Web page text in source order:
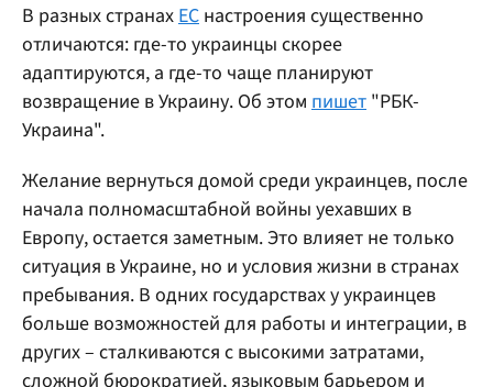
В разных странах ЕС настроения существенно
отличаются: где-то украинцы скорее
адаптируются, а где-то чаще планируют
возвращение в Украину. Об этом пишет "РБК-
Украина".
Желание вернуться домой среди украинцев, после
начала полномасштабной войны уехавших в
Европу, остается заметным. Это влияет не только
ситуация в Украине, но и условия жизни в странах
пребывания. В одних государствах у украинцев
больше возможностей для работы и интеграции, в
других – сталкиваются с высокими затратами,
сложной бюрократией, языковым барьером и